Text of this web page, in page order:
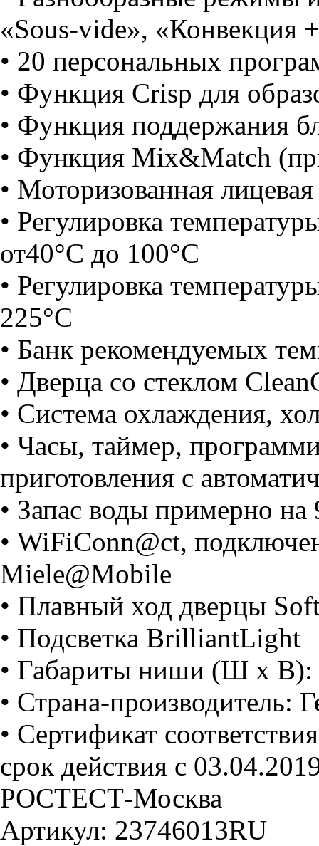
«Sous-vide»,
• 20 персональных
• Функция Crisp для
• Функция поддержания
• Функция Mix&Match
• Моторизованная
• Регулировка
от40°C до 100°C
• Регулировка
225°C
• Банк рекомендуемых
• Дверца со стеклом
• Система охлаждения,
• Часы, таймер,
приготовления с
• Запас воды примерно
• WiFiConn@ct,
Miele@Mobile
• Плавный ход дверцы
• Подсветка BrilliantLight
• Габариты ниши (Ш х В):
• Страна-производитель:
• Сертификат
срок действия с
РОСТЕСТ-Москва
Артикул: 23746013RU